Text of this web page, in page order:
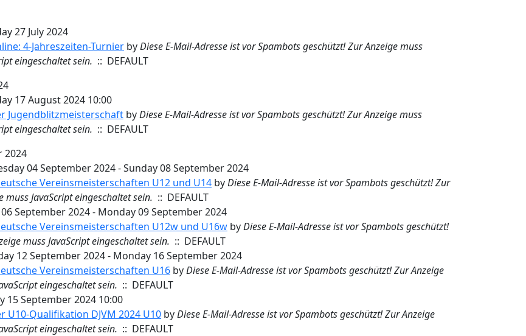
27 July 2024
4-Jahreszeiten-Turnier byDiese E-Mail-Adresse ist vor Spambots geschützt! Zur Anzeige muss
eingeschaltet sein. :: DEFAULT
17 August 2024 10:00
Jugendblitzmeisterschaft byDiese E-Mail-Adresse ist vor Spambots geschützt! Zur Anzeige muss
eingeschaltet sein. :: DEFAULT
2024
04 September 2024 - Sunday 08 September 2024
Vereinsmeisterschaften U12 und U14 byDiese E-Mail-Adresse ist vor Spambots geschützt! Zur
muss JavaScript eingeschaltet sein. :: DEFAULT
September 2024 - Monday 09 September 2024
Vereinsmeisterschaften U12w und U16w byDiese E-Mail-Adresse ist vor Spambots geschützt!
muss JavaScript eingeschaltet sein. :: DEFAULT
12 September 2024 - Monday 16 September 2024
Vereinsmeisterschaften U16 byDiese E-Mail-Adresse ist vor Spambots geschützt! Zur Anzeige
eingeschaltet sein. :: DEFAULT
15 September 2024 10:00
U10-Qualifikation DJVM 2024 U10 byDiese E-Mail-Adresse ist vor Spambots geschützt! Zur Anzeige
eingeschaltet sein. :: DEFAULT